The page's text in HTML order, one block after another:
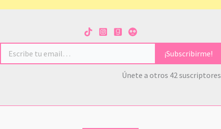
Escribe tu email…
¡Subscribirme!
Únete a otros 42 suscriptores